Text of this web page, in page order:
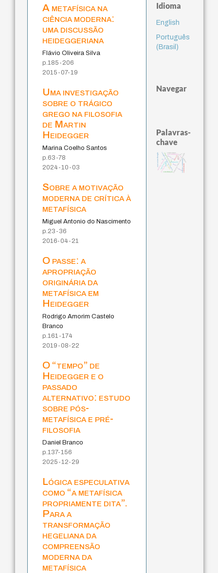
A metafísica na
ciência moderna:
uma discussão
heideggeriana
Flávio Oliveira Silva
p.185-206
2015-07-19
Uma investigação
sobre o trágico
grego na filosofia
de Martin
Heidegger
Marina Coelho Santos
p.63-78
2024-10-03
Sobre a motivação
moderna de crítica à
metafísica
Miguel Antonio do Nascimento
p.23-36
2016-04-21
O passe: a
apropriação
originária da
metafísica em
Heidegger
Rodrigo Amorim Castelo
Branco
p.161-174
2019-08-22
O “tempo” de
Heidegger e o
passado
alternativo: estudo
sobre pós-
metafísica e pré-
filosofia
Daniel Branco
p.137-156
2025-12-29
Lógica especulativa
como “a metafísica
propriamente dita”.
Para a
transformação
hegeliana da
compreensão
moderna da
metafísica
Idioma
English
Português
(Brasil)
Navegar
Palavras-
chave
immanuel kantjapanese education thoughts
código da dinastia nguyen gosto
juízo
sensus communis
formação
redução
mulher
popper
modelos mentais carnap
constituição
totalização nome
possibilidades
judaísmo
revelação coletividade
conjecturas
ren
ética.
levinas
east asian thought yi